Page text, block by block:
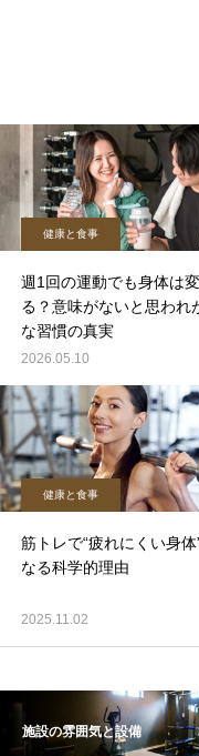
健康と食事
週1回の運動でも身体は
る？意味がないと思われ
な習慣の真実
2026.05.10
健康と食事
筋トレで“疲れにくい身体
なる科学的理由
2025.11.02
施設の雰囲気と設備